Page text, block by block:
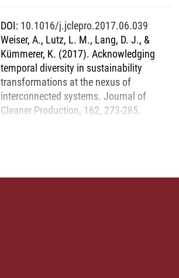
DOI: 10.1016/j.jclepro.2017.06.039
Weiser, A., Lutz, L. M., Lang, D. J., &
Kümmerer, K. (2017). Acknowledging
temporal diversity in sustainability
transformations at the nexus of
interconnected systems. Journal of
Cleaner Production, 162, 273-285.